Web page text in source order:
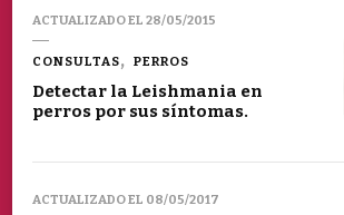
ACTUALIZADO EL 28/05/2015
CONSULTAS PERROS
Detectar la Leishmania en
perros por sus síntomas.
ACTUALIZADO EL 08/05/2017